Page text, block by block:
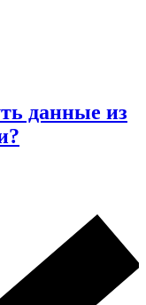
данные из